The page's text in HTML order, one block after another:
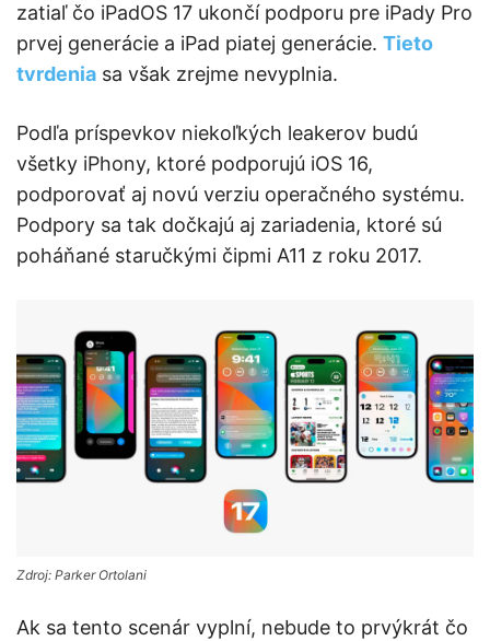
zatiaľ čo iPadOS 17 ukončí podporu pre iPady Pro
prvej generácie a iPad piatej generácie. Tieto
tvrdenia sa však zrejme nevyplnia.
Podľa príspevkov niekoľkých leakerov budú
všetky iPhony, ktoré podporujú iOS 16,
podporovať aj novú verziu operačného systému.
Podpory sa tak dočkajú aj zariadenia, ktoré sú
poháňané staručkými čipmi A11 z roku 2017.
Zdroj: Parker Ortolani
Ak sa tento scenár vyplní, nebude to prvýkrát čo